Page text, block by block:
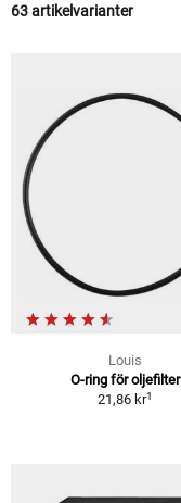
63 artikelvarianter
Louis
O-ring för oljefilter
21,86 kr1